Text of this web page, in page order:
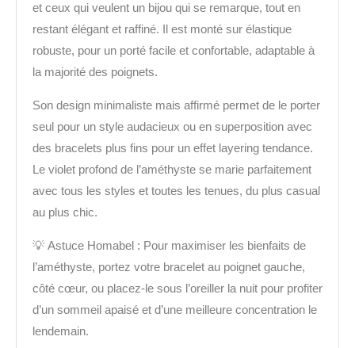
et ceux qui veulent un bijou qui se remarque, tout en
restant élégant et raffiné. Il est monté sur élastique
robuste, pour un porté facile et confortable, adaptable à
la majorité des poignets.
Son design minimaliste mais affirmé permet de le porter
seul pour un style audacieux ou en superposition avec
des bracelets plus fins pour un effet layering tendance.
Le violet profond de l’améthyste se marie parfaitement
avec tous les styles et toutes les tenues, du plus casual
au plus chic.
💡 Astuce Homabel : Pour maximiser les bienfaits de
l’améthyste, portez votre bracelet au poignet gauche,
côté cœur, ou placez-le sous l’oreiller la nuit pour profiter
d’un sommeil apaisé et d’une meilleure concentration le
lendemain.